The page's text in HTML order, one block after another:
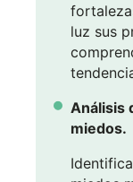
luz sus
Análisis
miedos.